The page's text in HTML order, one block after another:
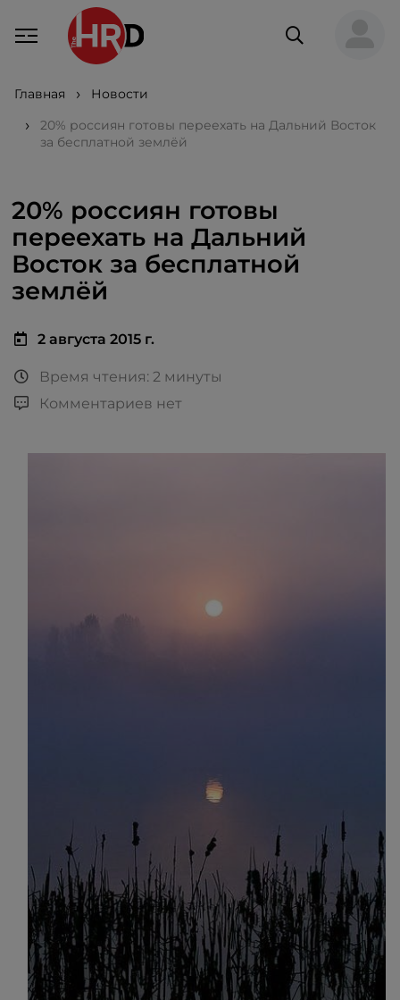
Главная
Новости
20% россиян готовы переехать на Дальний Восток
за бесплатной землёй
20% россиян готовы
переехать на Дальний
Восток за бесплатной
землёй
2 августа 2015 г.
Время чтения: 2 минуты
Комментариев нет